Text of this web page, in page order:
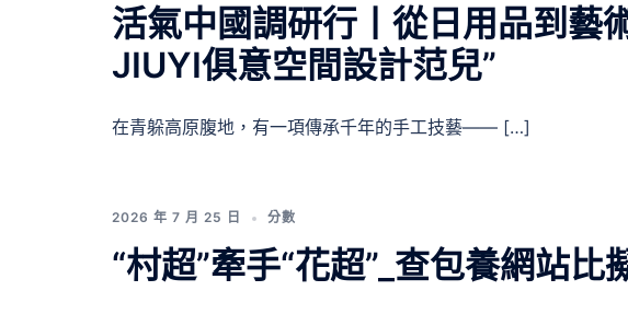
活氣中國調研行丨從日用品到藝
JIUYI俱意空間設計范兒”
在青躲高原腹地，有一項傳承千年的手工技藝—— […]
2026 年 7 月 25 日 分數
“村超”牽手“花超”_查包養網站比